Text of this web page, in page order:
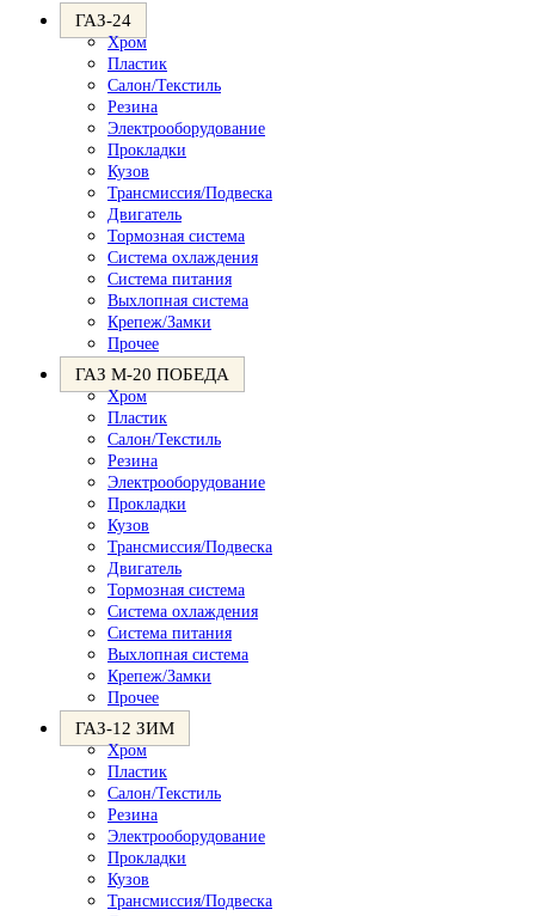
ГАЗ-24
Хром
Пластик
Салон/Текстиль
Резина
Электрооборудование
Прокладки
Кузов
Трансмиссия/Подвеска
Двигатель
Тормозная система
Система охлаждения
Система питания
Выхлопная система
Крепеж/Замки
Прочее
ГАЗ М-20 ПОБЕДА
Хром
Пластик
Салон/Текстиль
Резина
Электрооборудование
Прокладки
Кузов
Трансмиссия/Подвеска
Двигатель
Тормозная система
Система охлаждения
Система питания
Выхлопная система
Крепеж/Замки
Прочее
ГАЗ-12 ЗИМ
Хром
Пластик
Салон/Текстиль
Резина
Электрооборудование
Прокладки
Кузов
Трансмиссия/Подвеска